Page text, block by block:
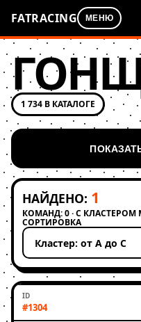
FATRACING МЕНЮ
1 734 В КАТАЛОГЕ
НАЙДЕНО: 1
КОМАНД: 0 · С КЛАСТЕРОМ
СОРТИРОВКА
Применить сортировку
#1304